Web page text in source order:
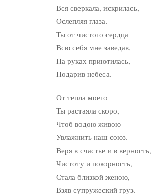
Вся сверкала, искрилась,
Ослепляя глаза.
Ты от чистого сердца
Всю себя мне заведав,
На руках приютилась,
Подарив небеса.
От тепла моего
Ты растаяла скоро,
Чтоб водою живою
Увлажнить наш союз.
Веря в счастье и в верность,
Чистоту и покорность,
Стала близкой женою,
Взяв супружеский груз.